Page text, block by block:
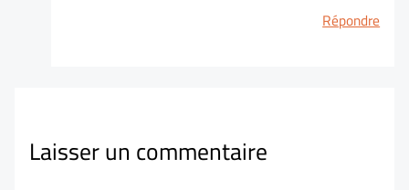
Répondre
Laisser un commentaire